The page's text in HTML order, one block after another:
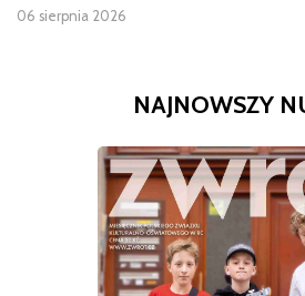
06 sierpnia 2026
NAJNOWSZY